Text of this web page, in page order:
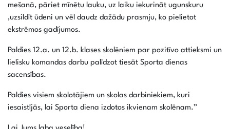
mešanā, pāriet mīnētu lauku, uz laiku iekurināt ugunskuru
,uzsildīt ūdeni un vēl daudz dažādu prasmju, ko pielietot
ekstrēmos gadījumos.
Paldies 12.a. un 12.b. klases skolēniem par pozitīvo attieksmi un
lielisku komandas darbu palīdzot tiesāt Sporta dienas
sacensības.
Paldies visiem skolotājiem un skolas darbiniekiem, kuri
iesaistījās, lai Sporta diena izdotos ikvienam skolēnam.”